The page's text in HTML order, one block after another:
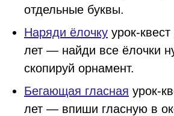
отдельные буквы.
Наряди ёлочку урок-
лет — найди все ёлочки
скопируй орнамент.
Бегающая гласная урок-
лет — впиши гласную в